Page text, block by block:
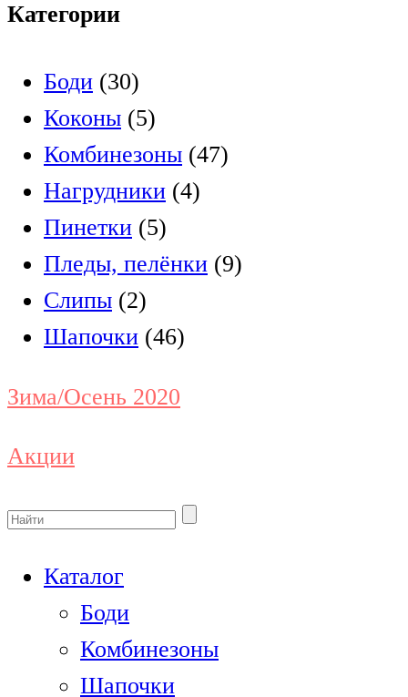
Категории
Боди (30)
Коконы (5)
Комбинезоны (47)
Нагрудники (4)
Пинетки (5)
Пледы, пелёнки (9)
Слипы (2)
Шапочки (46)
Зима/Осень 2020
Акции
Каталог
Боди
Комбинезоны
Шапочки